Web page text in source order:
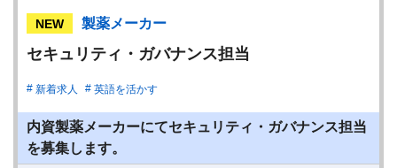
NEW 製薬メーカー
セキュリティ・ガバナンス担当
新着求人 英語を活かす
内資製薬メーカーにてセキュリティ・ガバナンス担当
を募集します。